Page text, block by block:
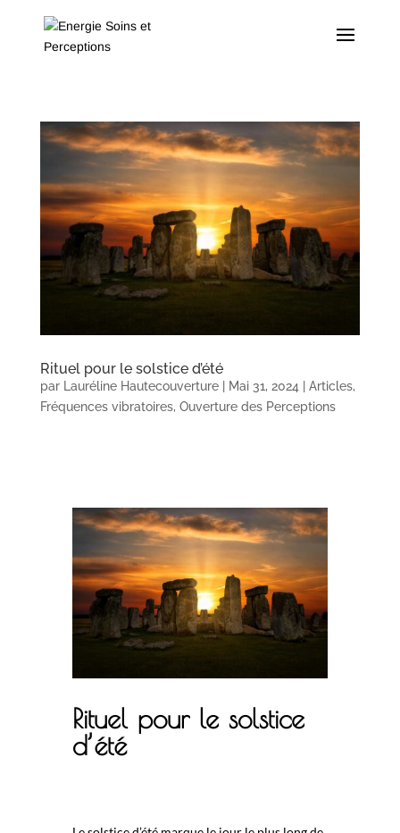
Rituel pour le solstice d’été
par Lauréline Hautecouverture| Mai 31, 2024 Articles,
Fréquences vibratoires, Ouverture des Perceptions
Rituel pour le solstice
d’été